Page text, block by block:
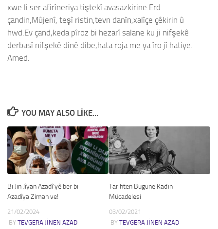
xwe li ser afirîneriya tiştekî avasazkirine.Erd
çandin,Mûjenî, teşî ristin,tevn danîn,xalîçe çêkirin û
hwd.Ev çand,keda pîroz bi hezarî salane ku ji nifşekê
derbasî nifşekê dinê dibe,hata roja me ya îro jî hatiye.
Amed.
YOU MAY ALSO LIKE...
Bi Jin Jîyan Azadî’yê ber bi
Azadîya Ziman ve!
21/02/2024
BY TEVGERA JINEN AZAD
Tarihten Bugüne Kadın
Mücadelesi
03/02/2021
BY TEVGERA JINEN AZAD